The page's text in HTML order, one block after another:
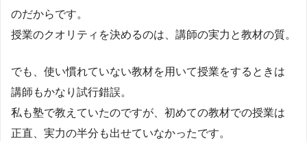
のだからです。
授業のクオリティを決めるのは、講師の実力と教材の質。
でも、使い慣れていない教材を用いて授業をするときは
講師もかなり試行錯誤。
私も塾で教えていたのですが、初めての教材での授業は
正直、実力の半分も出せていなかったです。